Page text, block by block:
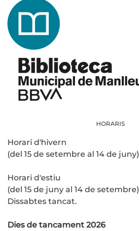
HORARIS
Horari d'hivern
(del 15 de setembre al 14 de juny)
Horari d'estiu
(del 15 de juny al 14 de setembre)
Dissabtes tancat.
Dies de tancament 2026